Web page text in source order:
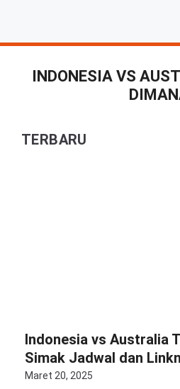
isi
INDONESIA VS
TERBARU
Indonesia vs Australia
Simak Jadwal dan
Maret 20, 2025